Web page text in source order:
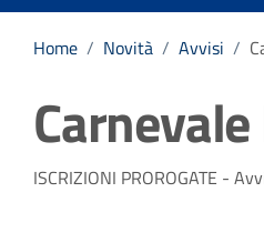
Home / Novità / Avvisi /
Dettagli
ISCRIZIONI PROROGATE -